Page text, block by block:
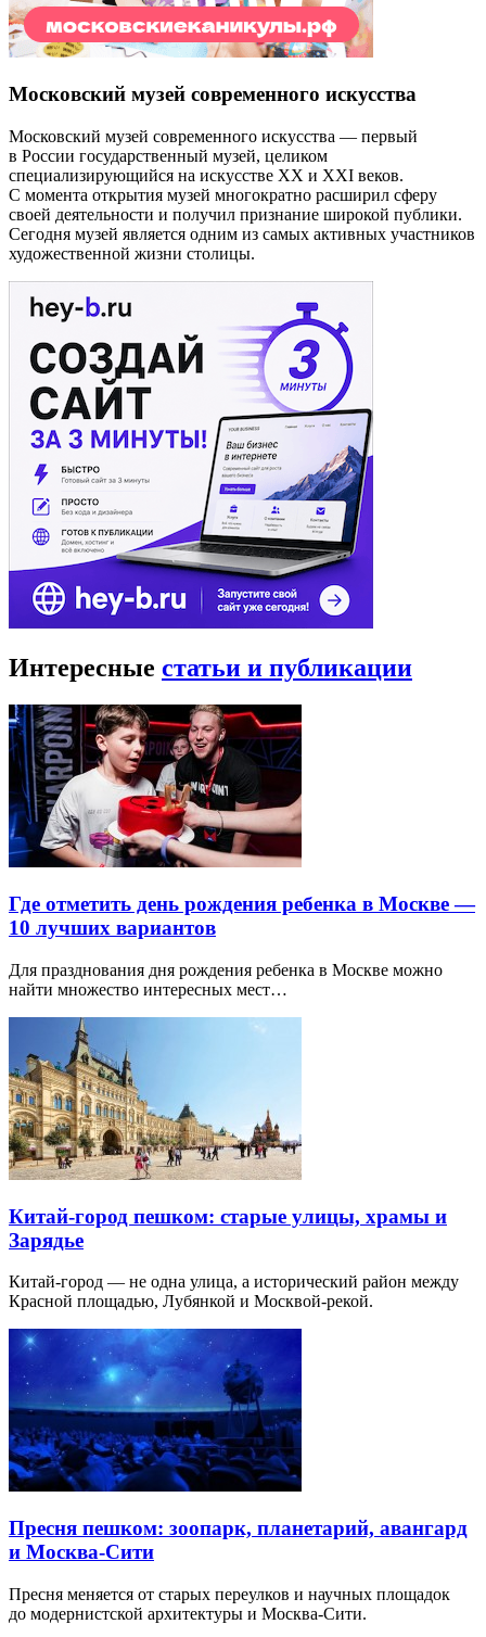
Московский музей современного искусства
Московский музей современного искусства — первый
в России государственный музей, целиком
специализирующийся на искусстве XX и XXI веков.
С момента открытия музей многократно расширил сферу
своей деятельности и получил признание широкой публики.
Сегодня музей является одним из самых активных участников
художественной жизни столицы.
Интересные статьи и публикации
Где отметить день рождения ребенка в Москве —
10 лучших вариантов
Для празднования дня рождения ребенка в Москве можно
найти множество интересных мест…
Китай-город пешком: старые улицы, храмы и
Зарядье
Китай-город — не одна улица, а исторический район между
Красной площадью, Лубянкой и Москвой-рекой.
Пресня пешком: зоопарк, планетарий, авангард
и Москва-Сити
Пресня меняется от старых переулков и научных площадок
до модернистской архитектуры и Москва-Сити.